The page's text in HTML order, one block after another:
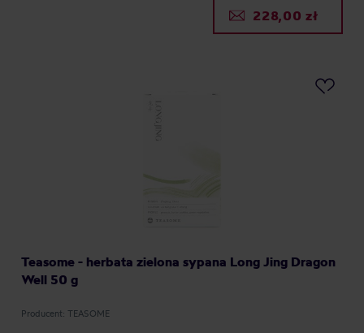
228,00 zł
Teasome - herbata zielona sypana Long Jing Dragon
Well 50 g
Producent: TEASOME